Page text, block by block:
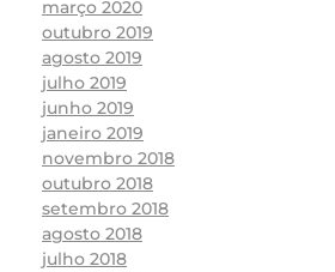
março 2020
outubro 2019
agosto 2019
julho 2019
junho 2019
janeiro 2019
novembro 2018
outubro 2018
setembro 2018
agosto 2018
julho 2018